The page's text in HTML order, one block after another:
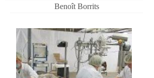
Benoît Borrits